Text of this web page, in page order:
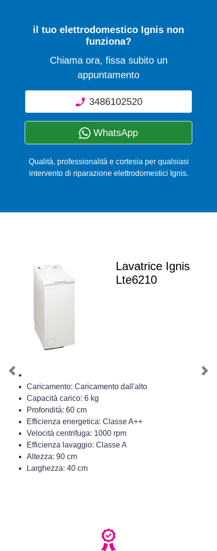
il tuo elettrodomestico Ignis non
funziona?
Chiama ora, fissa subito un
appuntamento
3486102520
WhatsApp
Qualità, professionalità e cortesia per qualsiasi
intervento di riparazione elettrodomestici Ignis.
Lavatrice Ignis
Lte6210
Caricamento: Caricamento dall'alto
Capacità carico: 6 kg
Profondità: 60 cm
Efficienza energetica: Classe A++
Velocità centrifuga: 1000 rpm
Efficienza lavaggio: Classe A
Altezza: 90 cm
Larghezza: 40 cm
Previous